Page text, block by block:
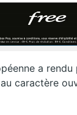
a
caractère